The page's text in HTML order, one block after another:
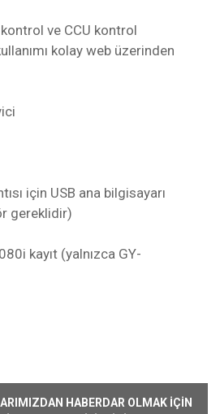
kontrol ve CCU kontrol
kolay web üzerinden
için USB ana bilgisayarı
gereklidir)
kayıt (yalnızca GY-
yoktur.
HABERDAR OLMAK İÇİN